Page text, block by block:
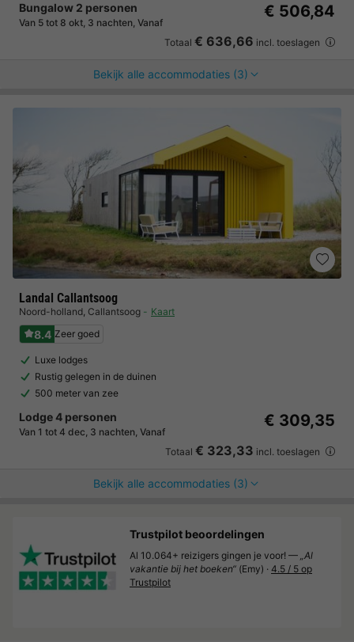
Bungalow 2 personen
Van 5 tot 8 okt, 3 nachten, Vanaf
€ 506,84
Totaal € 636,66 incl. toeslagen
Bekijk alle accommodaties (3)
Landal Callantsoog
Noord-holland, Callantsoog Kaart
8.4 Zeer goed
Luxe lodges
Rustig gelegen in de duinen
500 meter van zee
Lodge 4 personen
Van 1 tot 4 dec, 3 nachten, Vanaf
€ 309,35
Totaal € 323,33 incl. toeslagen
Bekijk alle accommodaties (3)
Trustpilot beoordelingen
Al 10.064+ reizigers gingen je voor! — „Al
vakantie bij het boeken“ (Emy) · 4.5 / 5 op
Trustpilot